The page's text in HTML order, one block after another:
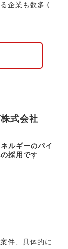
企業も数多く
々に活躍の幅
式会社
ルギーのパイ
採用です
件、具体的に